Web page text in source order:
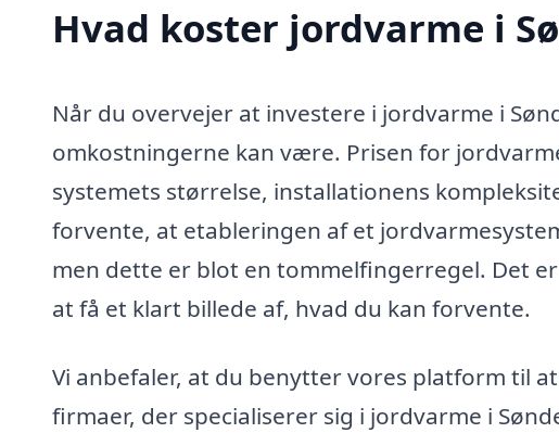
Hvad koster jordvarme i
Når du overvejer at investere i jordvarme i
omkostningerne kan være. Prisen for
systemets størrelse, installationens
forvente, at etableringen af et
men dette er blot en tommelfingerregel. Det
at få et klart billede af, hvad du kan forvente.
Vi anbefaler, at du benytter vores platform til
firmaer, der specialiserer sig i jordvarme i